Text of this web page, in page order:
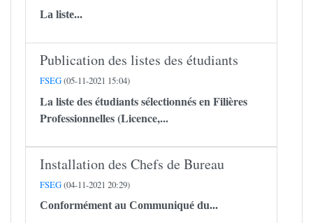
La liste...
Publication des listes des étudiants
FSEG(05-11-2021 15:04)
La liste des étudiants sélectionnés en Filières
Professionnelles (Licence,...
Installation des Chefs de Bureau
FSEG(04-11-2021 20:29)
Conformément au Communiqué du...